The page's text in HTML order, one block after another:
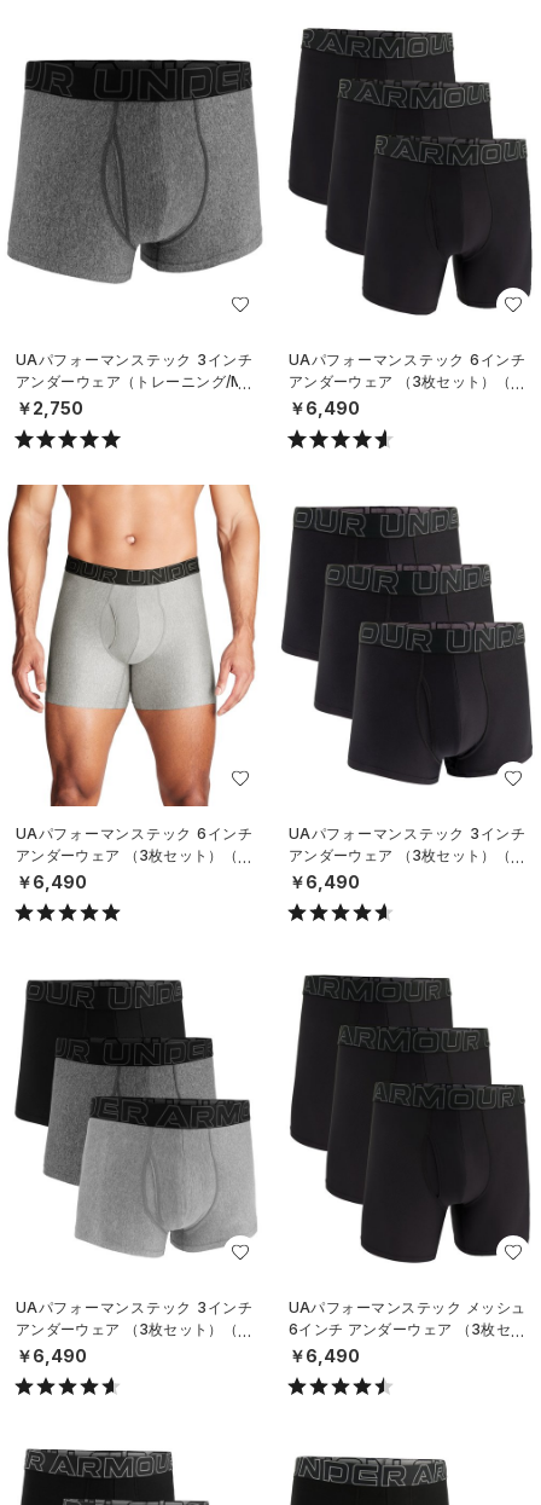
UAパフォーマンステック 3インチ
アンダーウェア（トレーニング/ME
N）
￥2,750
UAパフォーマンステック 6インチ
アンダーウェア （3枚セット）（ト
レーニング/MEN）
￥6,490
UAパフォーマンステック 6インチ
アンダーウェア （3枚セット）（ト
レーニング/MEN）
￥6,490
UAパフォーマンステック 3インチ
アンダーウェア （3枚セット）（ト
レーニング/MEN）
￥6,490
UAパフォーマンステック 3インチ
アンダーウェア （3枚セット）（ト
レーニング/MEN）
￥6,490
UAパフォーマンステック メッシュ
6インチ アンダーウェア （3枚セッ
ト）（トレーニング/MEN）
￥6,490